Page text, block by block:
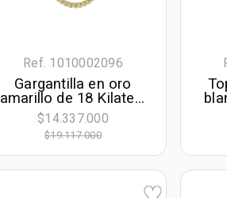
Ref. 1010002096
Gargantilla en oro
amarillo de 18 Kilates,
45 cm. de largo, 4.50
mm. de ancho
$14.337.000
$19.117.000